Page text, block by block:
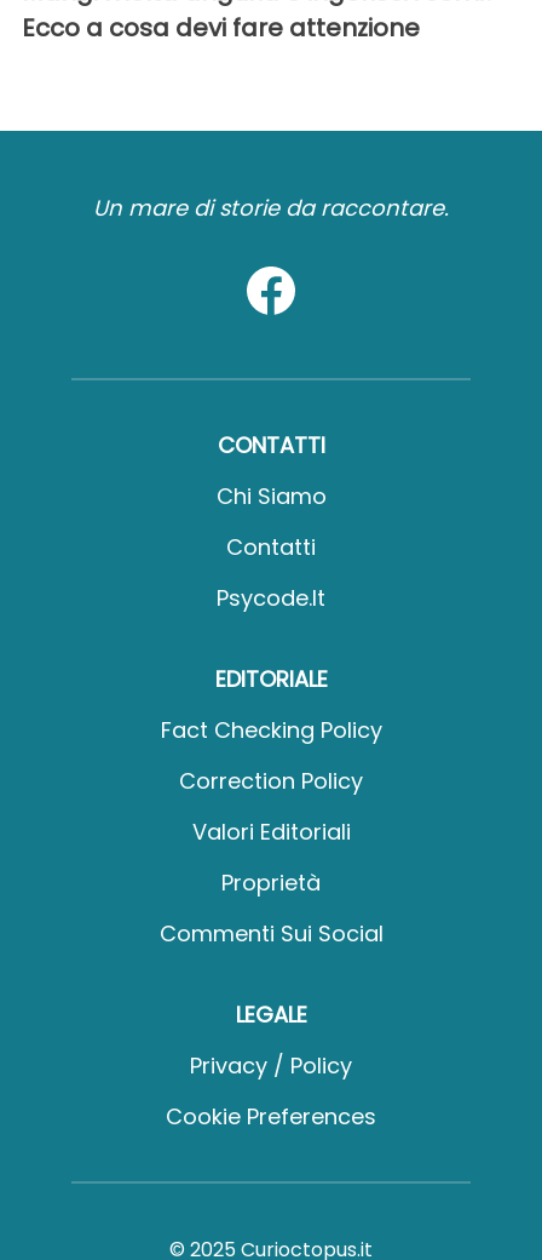
Ecco a cosa devi fare attenzione
Un mare di storie da raccontare.
CONTATTI
Chi Siamo
Contatti
Psycode.it
EDITORIALE
Fact Checking Policy
Correction Policy
Valori Editoriali
Proprietà
Commenti Sui Social
LEGALE
Privacy / Policy
Cookie Preferences
© 2025 Curioctopus.it